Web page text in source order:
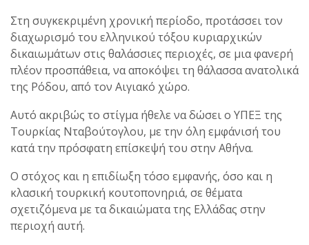
Στη συγκεκριμένη χρονική περίοδο, προτάσσει τον
διαχωρισμό του ελληνικού τόξου κυριαρχικών
δικαιωμάτων στις θαλάσσιες περιοχές, σε μια φανερή
πλέον προσπάθεια, να αποκόψει τη θάλασσα ανατολικά
της Ρόδου, από τον Αιγιακό χώρο.
Αυτό ακριβώς το στίγμα ήθελε να δώσει ο ΥΠΕΞ της
Τουρκίας Νταβούτογλου, με την όλη εμφάνισή του
κατά την πρόσφατη επίσκεψή του στην Αθήνα.
Ο στόχος και η επιδίωξη τόσο εμφανής, όσο και η
κλασική τουρκική κουτοπονηριά, σε θέματα
σχετιζόμενα με τα δικαιώματα της Ελλάδας στην
περιοχή αυτή.